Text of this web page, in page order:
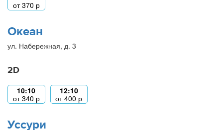
от370 р
Океан
ул. Набережная, д. 3
2D
10:10
от340 р
12:10
от400 р
Уссури